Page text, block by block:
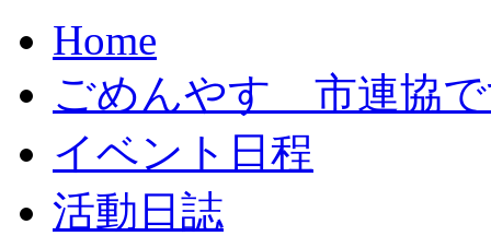
Home
ごめんやす 市連協
イベント日程
活動日誌